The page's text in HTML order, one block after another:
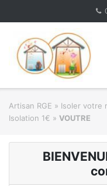
Artisan RGE » Isoler votre
Isolation 1€ » VOUTRE